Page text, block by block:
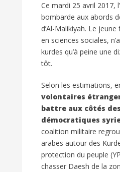
Ce mardi 25 avril 2017,
bombarde aux abords
d’Al-Malikiyah. Le
en sciences sociales,
kurdes qu’à peine une
tôt.
Selon les estimations,
volontaires
battre aux côtés
démocratiques
coalition militaire
arabes autour des
protection du peuple (
chasser Daesh de la